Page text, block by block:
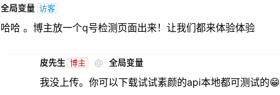
全局变量 访客
哈哈 。博主放一个q号检测页面出来！让我们都来体验体验
皮先生 博主 @ 全局变量
我没上传。你可以下载试试素颜的api本地都可测试的😁